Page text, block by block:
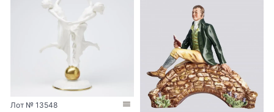
Лот № 13548